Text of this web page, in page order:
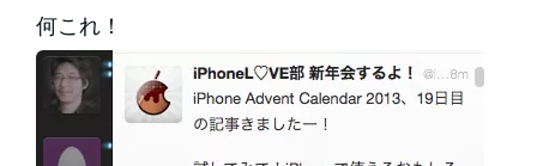
何これ！